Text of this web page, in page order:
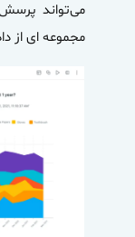
می‌تواند
مجموعه ای از